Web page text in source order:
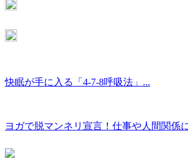
快眠が手に入る「4-7-8呼吸法」...
ヨガで脱マンネリ宣言！仕事や人間関係